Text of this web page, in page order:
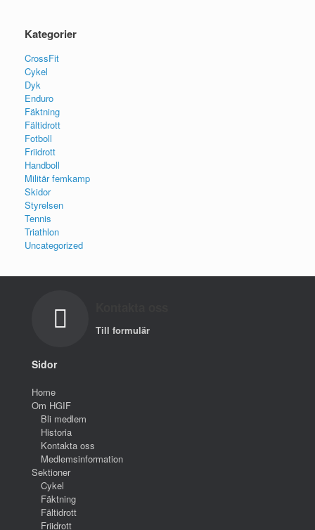
Kategorier
CrossFit
Cykel
Dyk
Enduro
Fäktning
Fältidrott
Fotboll
Friidrott
Handboll
Militär femkamp
Skidor
Styrelsen
Tennis
Triathlon
Uncategorized
Till formulär
Sidor
Home
Om HGIF
Bli medlem
Historia
Kontakta oss
Medlemsinformation
Sektioner
Cykel
Fäktning
Fältidrott
Friidrott